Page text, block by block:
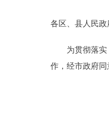
政
决
各区、县人民
为贯彻落实《
作，经市政府